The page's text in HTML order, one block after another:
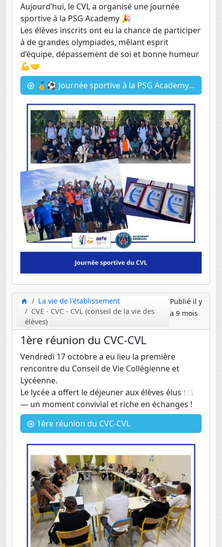
Aujourd’hui, le CVL a organisé une journée
sportive à la PSG Academy 🎉
Les élèves inscrits ont eu la chance de participer
à de grandes olympiades, mêlant esprit
d’équipe, dépassement de soi et bonne humeur
💪🤝
🏅⚽ Journée sportive à la PSG Academy ! ⚽🏅
La vie de l'établissement
CVE - CVC - CVL (conseil de la vie des
élèves)
Publié il y
a 9 mois
1ère réunion du CVC-CVL
Vendredi 17 octobre a eu lieu la première
rencontre du Conseil de Vie Collégienne et
Lycéenne.
Le lycée a offert le déjeuner aux élèves élus 🍽️
— un moment convivial et riche en échanges !
1ère réunion du CVC-CVL